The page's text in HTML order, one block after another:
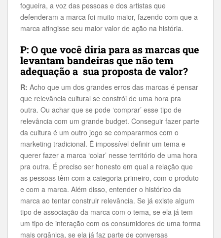
fogueira, a voz das pessoas e dos artistas que
defenderam a marca foi muito maior, fazendo com que a
marca atingisse seu maior valor de ação na história.
P: O que você diria para as marcas que
levantam bandeiras que não tem
adequação a sua proposta de valor?
R: Acho que um dos grandes erros das marcas é pensar
que relevância cultural se constrói de uma hora pra
outra. Ou achar que se pode ‘comprar’ esse tipo de
relevância com um grande budget. Conseguir fazer parte
da cultura é um outro jogo se compararmos com o
marketing tradicional. É impossível definir um tema e
querer fazer a marca ‘colar’ nesse território de uma hora
pra outra. É preciso ser honesto em qual a relação que
as pessoas têm com a categoria primeiro, com o produto
e com a marca. Além disso, entender o histórico da
marca ao tentar construir relevância. Se já existe algum
tipo de associação da marca com o tema, se ela já tem
um tipo de interação com os consumidores de uma forma
mais orgânica, se ela já faz parte de conversas